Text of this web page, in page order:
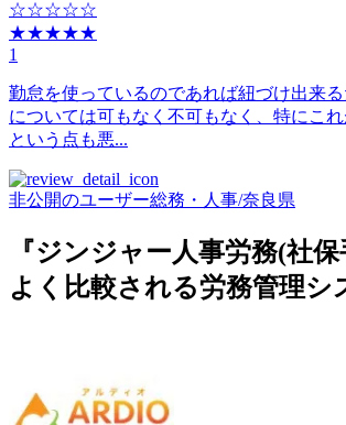
☆☆☆☆☆
★★★★★
1
勤怠を使っているのであれば紐づけ出来
については可もなく不可もなく、特にこ
という点も悪...
非公開のユーザー総務・人事/奈良県
『ジンジャー人事労務(社
よく比較される労務管理シ